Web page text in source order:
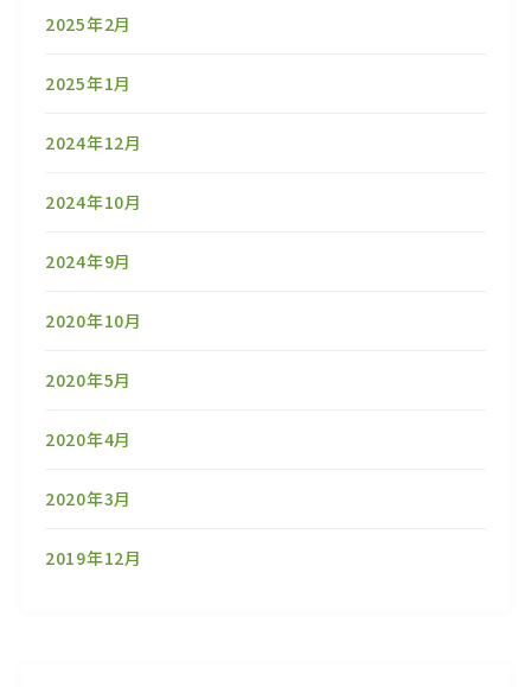
2025年2月
2025年1月
2024年12月
2024年10月
2024年9月
2020年10月
2020年5月
2020年4月
2020年3月
2019年12月